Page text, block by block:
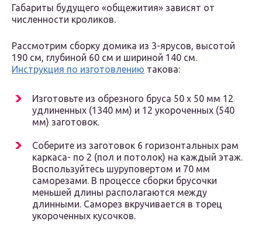
Габариты будущего «общежития» зависят от
численности кроликов.
Рассмотрим сборку домика из 3-ярусов, высотой
190 см, глубиной 60 см и шириной 140 см.
Инструкция по изготовлению такова:
Изготовьте из обрезного бруса 50 х 50 мм 12
удлиненных (1340 мм) и 12 укороченных (540
мм) заготовок.
Соберите из заготовок 6 горизонтальных рам
каркаса- по 2 (пол и потолок) на каждый этаж.
Воспользуйтесь шуруповертом и 70 мм
саморезами. В процессе сборки брусочки
меньшей длины располагаются между
длинными. Саморез вкручивается в торец
укороченных кусочков.